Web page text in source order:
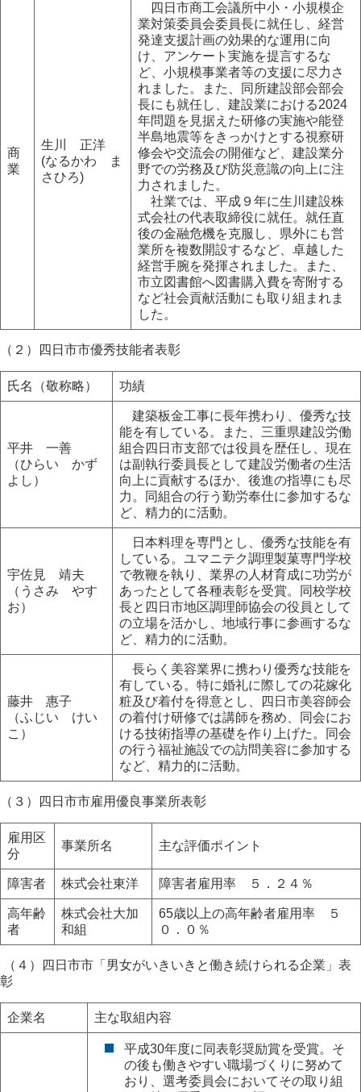
商
業
生川 正洋
(なるかわ ま
さひろ)
四日市商工会議所中小・小規模企
業対策委員会委員長に就任し、経営
発達支援計画の効果的な運用に向
け、アンケート実施を提言するな
ど、小規模事業者等の支援に尽力さ
れました。また、同所建設部会部会
長にも就任し、建設業における2024
年問題を見据えた研修の実施や能登
半島地震等をきっかけとする視察研
修会や交流会の開催など、建設業分
野での労務及び防災意識の向上に注
力されました。
社業では、平成９年に生川建設株
式会社の代表取締役に就任。就任直
後の金融危機を克服し、県外にも営
業所を複数開設するなど、卓越した
経営手腕を発揮されました。また、
市立図書館へ図書購入費を寄附する
など社会貢献活動にも取り組まれま
した。
（２）四日市市優秀技能者表彰
氏名（敬称略） 功績
平井 一善
（ひらい かず
よし）
建築板金工事に長年携わり、優秀な技
能を有している。また、三重県建設労働
組合四日市支部では役員を歴任し、現在
は副執行委員長として建設労働者の生活
向上に貢献するほか、後進の指導にも尽
力。同組合の行う勤労奉仕に参加するな
ど、精力的に活動。
宇佐見 靖夫
（うさみ やす
お）
日本料理を専門とし、優秀な技能を有
している。ユマニテク調理製菓専門学校
で教鞭を執り、業界の人材育成に功労が
あったとして各種表彰を受賞。同校学校
長と四日市地区調理師協会の役員として
の立場を活かし、地域行事に参画するな
ど、精力的に活動。
藤井 惠子
（ふじい けい
こ）
長らく美容業界に携わり優秀な技能を
有している。特に婚礼に際しての花嫁化
粧及び着付を得意とし、四日市美容師会
の着付け研修では講師を務め、同会にお
ける技術指導の基礎を作り上げた。同会
の行う福祉施設での訪問美容に参加する
など、精力的に活動。
（３）四日市市雇用優良事業所表彰
雇用区
分
事業所名 主な評価ポイント
障害者 株式会社東洋 障害者雇用率 ５．２４％
高年齢
者
株式会社大加
和組
65歳以上の高年齢者雇用率 ５
０．０％
（４）四日市市「男女がいきいきと働き続けられる企業」表
彰
企業名 主な取組内容
平成30年度に同表彰奨励賞を受賞。そ
の後も働きやすい職場づくりに努めて
おり、選考委員会においてその取り組